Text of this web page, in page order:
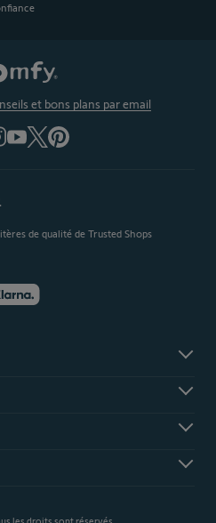
et bons plans par email
de qualité de Trusted Shops